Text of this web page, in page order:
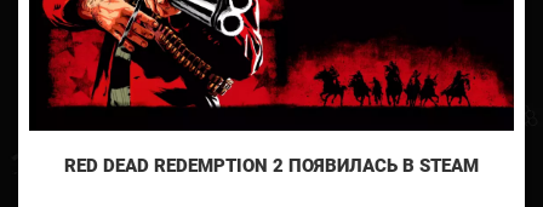
RED DEAD REDEMPTION 2 ПОЯВИЛАСЬ В STEAM